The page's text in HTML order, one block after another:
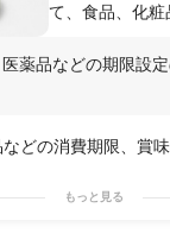
て、食品、化粧
・加速試験（
保存日数を早め
薬品などの期限設
などの消費期限、賞
もっと見る